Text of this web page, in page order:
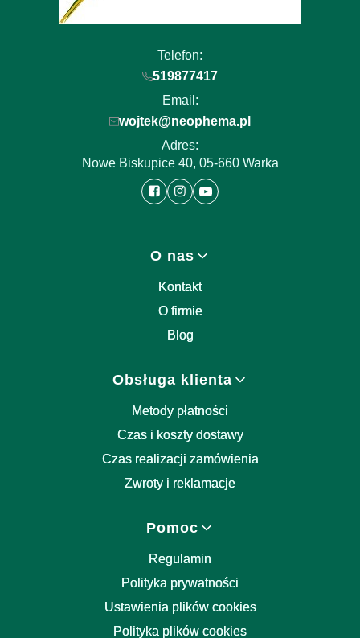
Telefon:
519877417
Email:
wojtek@neophema.pl
Adres:
Nowe Biskupice 40, 05-660 Warka
O nas
Kontakt
O firmie
Blog
Obsługa klienta
Metody płatności
Czas i koszty dostawy
Czas realizacji zamówienia
Zwroty i reklamacje
Pomoc
Regulamin
Polityka prywatności
Ustawienia plików cookies
Polityka plików cookies